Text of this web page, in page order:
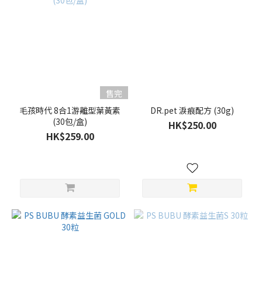
售完
毛孩時代 8合1游離型葉黃素
(30包/盒)
HK$259.00
DR.pet 淚痕配方 (30g)
HK$250.00